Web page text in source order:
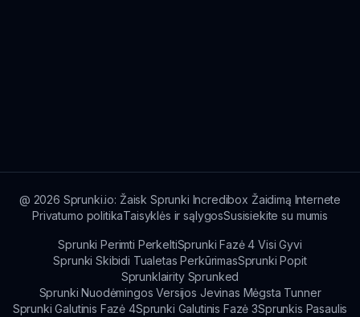
@ 2026 Sprunki.io: Žaisk Sprunki Incredibox Žaidimą Internete
Privatumo politikaTaisyklės ir sąlygosSusisiekite su mumis
Sprunki Perimti PerkeltiSprunki Fazė 4 Visi Gyvi
Sprunki Skibidi Tualetas PerkūrimasSprunki Popit
Sprunklairity Sprunked
Sprunki Nuodėmingos Versijos Jevinas Mėgsta Tunner
Sprunki Galutinis Fazė 4Sprunki Galutinis Fazė 3Sprunkis Pasaulis